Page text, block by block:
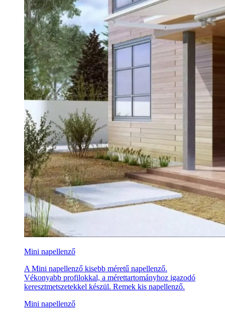
Mini napellenző
A Mini napellenző kisebb méretű napellenző.
Vékonyabb profilokkal, a mérettartományhoz igazodó
keresztmetszetekkel készül. Remek kis napellenző.
Mini napellenző